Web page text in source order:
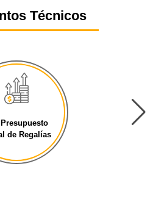
Técnicos
de Regalías